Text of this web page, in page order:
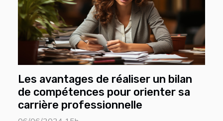
Les avantages de réaliser un bilan
de compétences pour orienter sa
carrière professionnelle